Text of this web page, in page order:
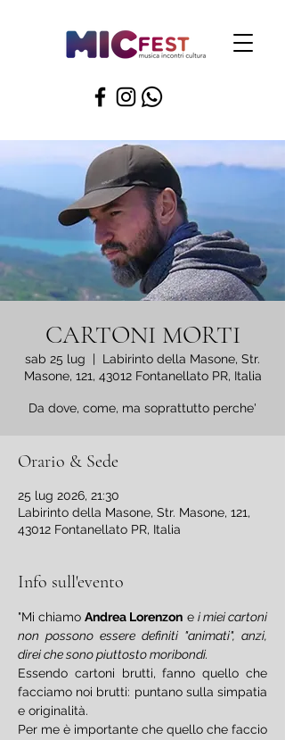
CARTONI MORTI
sab 25 lug
  |
Labirinto della Masone, Str.
Masone, 121, 43012 Fontanellato PR, Italia
Da dove, come, ma soprattutto perche'
Orario & Sede
25 lug 2026, 21:30
Labirinto della Masone, Str. Masone, 121,
43012 Fontanellato PR, Italia
Info sull'evento
"Mi chiamo Andrea Lorenzon e i miei cartoni
non possono essere definiti "animati", anzi,
direi che sono piuttosto moribondi.
Essendo cartoni brutti, fanno quello che
facciamo noi brutti: puntano sulla simpatia
e originalità.
Per me è importante che quello che faccio